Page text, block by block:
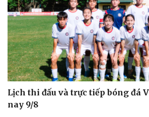
Lịch thi đấu và trực tiếp bóng đá
nay 9/8